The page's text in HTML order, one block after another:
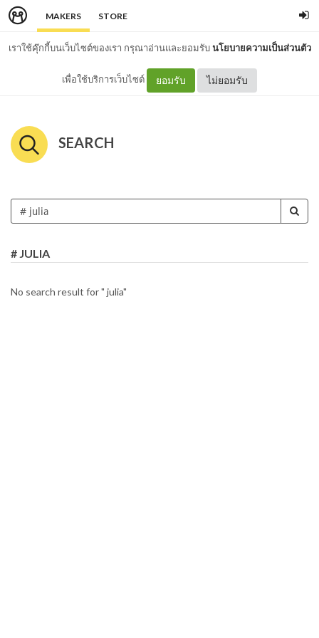
MAKERS STORE
เราใช้คุ๊กกี้บนเว็บไซต์ของเรา กรุณาอ่านและยอมรับนโยบายความเป็นส่วนตัว
เพื่อใช้บริการเว็บไซต์ ยอมรับ ไม่ยอมรับ
SEARCH
# JULIA
No search result for " julia"